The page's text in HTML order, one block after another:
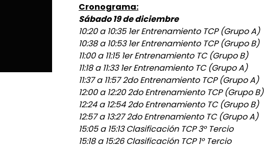
Cronograma:
Sábado 19 de diciembre
10:20 a 10:35 1er Entrenamiento TCP (Grupo A)
10:38 a 10:53 1er Entrenamiento TCP (Grupo B)
11:00 a 11:15 1er Entrenamiento TC (Grupo B)
11:18 a 11:33 1er Entrenamiento TC (Grupo A)
11:37 a 11:57 2do Entrenamiento TCP (Grupo A)
12:00 a 12:20 2do Entrenamiento TCP (Grupo B)
12:24 a 12:54 2do Entrenamiento TC (Grupo B)
12:57 a 13:27 2do Entrenamiento TC (Grupo A)
15:05 a 15:13 Clasificación TCP 3° Tercio
15:18 a 15:26 Clasificación TCP 1° Tercio